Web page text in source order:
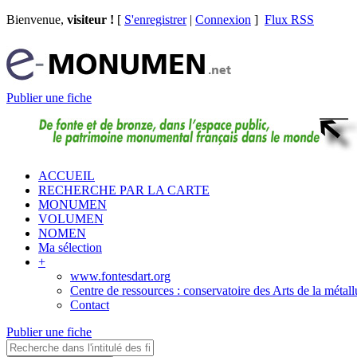
Bienvenue, visiteur ! [ S'enregistrer| Connexion ] Flux RSS
Publier une fiche
ACCUEIL
RECHERCHE PAR LA CARTE
MONUMEN
VOLUMEN
NOMEN
Ma sélection
+
www.fontesdart.org
Centre de ressources : conservatoire des Arts de la
Contact
Publier une fiche